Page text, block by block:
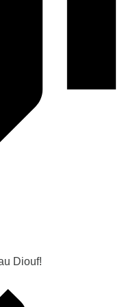
Diouf!